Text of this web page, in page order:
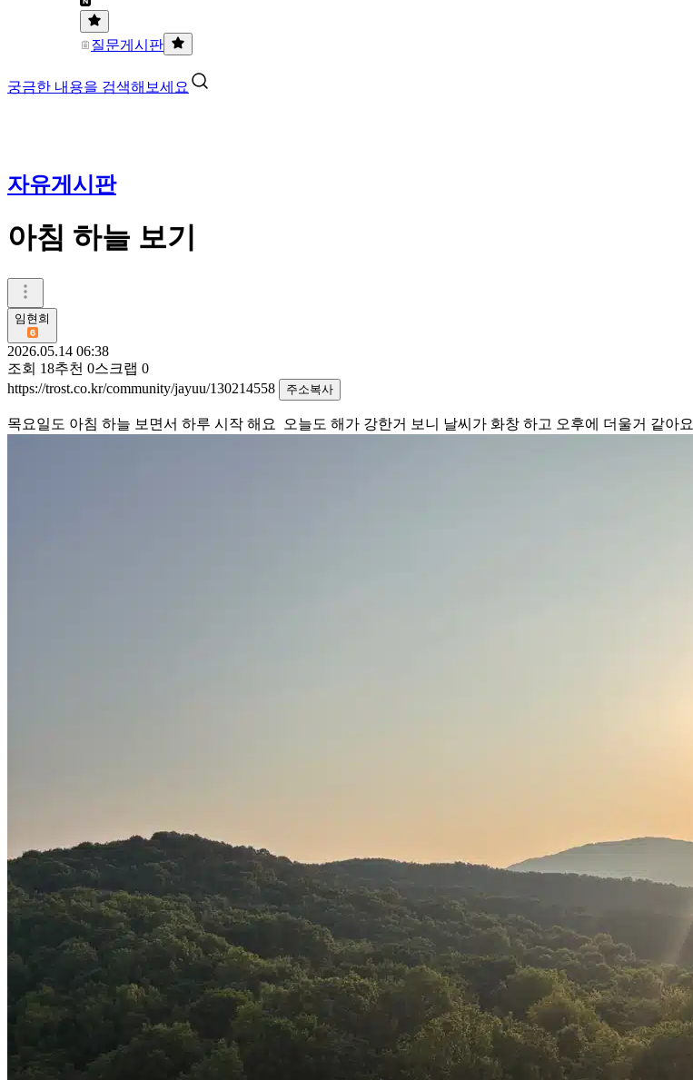
질문게시판
궁금한 내용을 검색해보세요
자유게시판
아침 하늘 보기
임현희
2026.05.14 06:38
조회 18추천 0스크랩 0
https://trost.co.kr/community/jayuu/130214558
주소복사
목요일도 아침 하늘 보면서 하루 시작 해요 오늘도 해가 강한거 보니 날씨가 화창 하고 오후에 더울거 같아요